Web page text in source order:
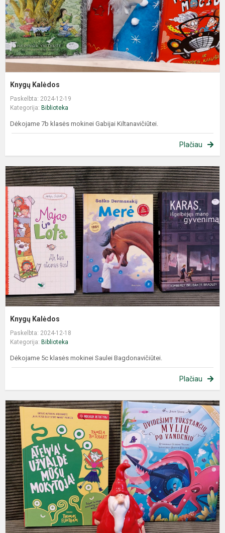
Knygų Kalėdos
Paskelbta: 2024-12-19
Kategorija: Biblioteka
Dėkojame 7b klasės mokinei Gabijai Kiltanavičiūtei.
Plačiau
Knygų Kalėdos
Paskelbta: 2024-12-18
Kategorija: Biblioteka
Dėkojame 5c klasės mokinei Saulei Bagdonavičiūtei.
Plačiau